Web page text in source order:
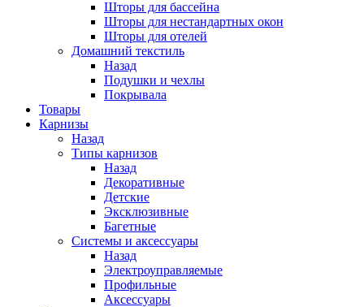
Шторы для бассейна
Шторы для нестандартных окон
Шторы для отелей
Домашний текстиль
Назад
Подушки и чехлы
Покрывала
Товары
Карнизы
Назад
Типы карнизов
Назад
Декоративные
Детские
Эксклюзивные
Багетные
Системы и аксессуары
Назад
Электроуправляемые
Профильные
Аксессуары